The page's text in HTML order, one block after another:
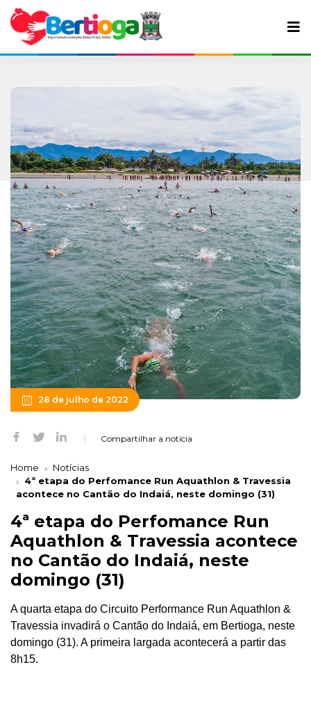
28 de julho de 2022
Compartilhar a notícia
Home
Notícias
4ª etapa do Perfomance Run Aquathlon & Travessia
acontece no Cantão do Indaiá, neste domingo (31)
4ª etapa do Perfomance Run
Aquathlon & Travessia acontece
no Cantão do Indaiá, neste
domingo (31)
A quarta etapa do Circuito Performance Run Aquathlon &
Travessia invadirá o Cantão do Indaiá, em Bertioga, neste
domingo (31). A primeira largada acontecerá a partir das
8h15.